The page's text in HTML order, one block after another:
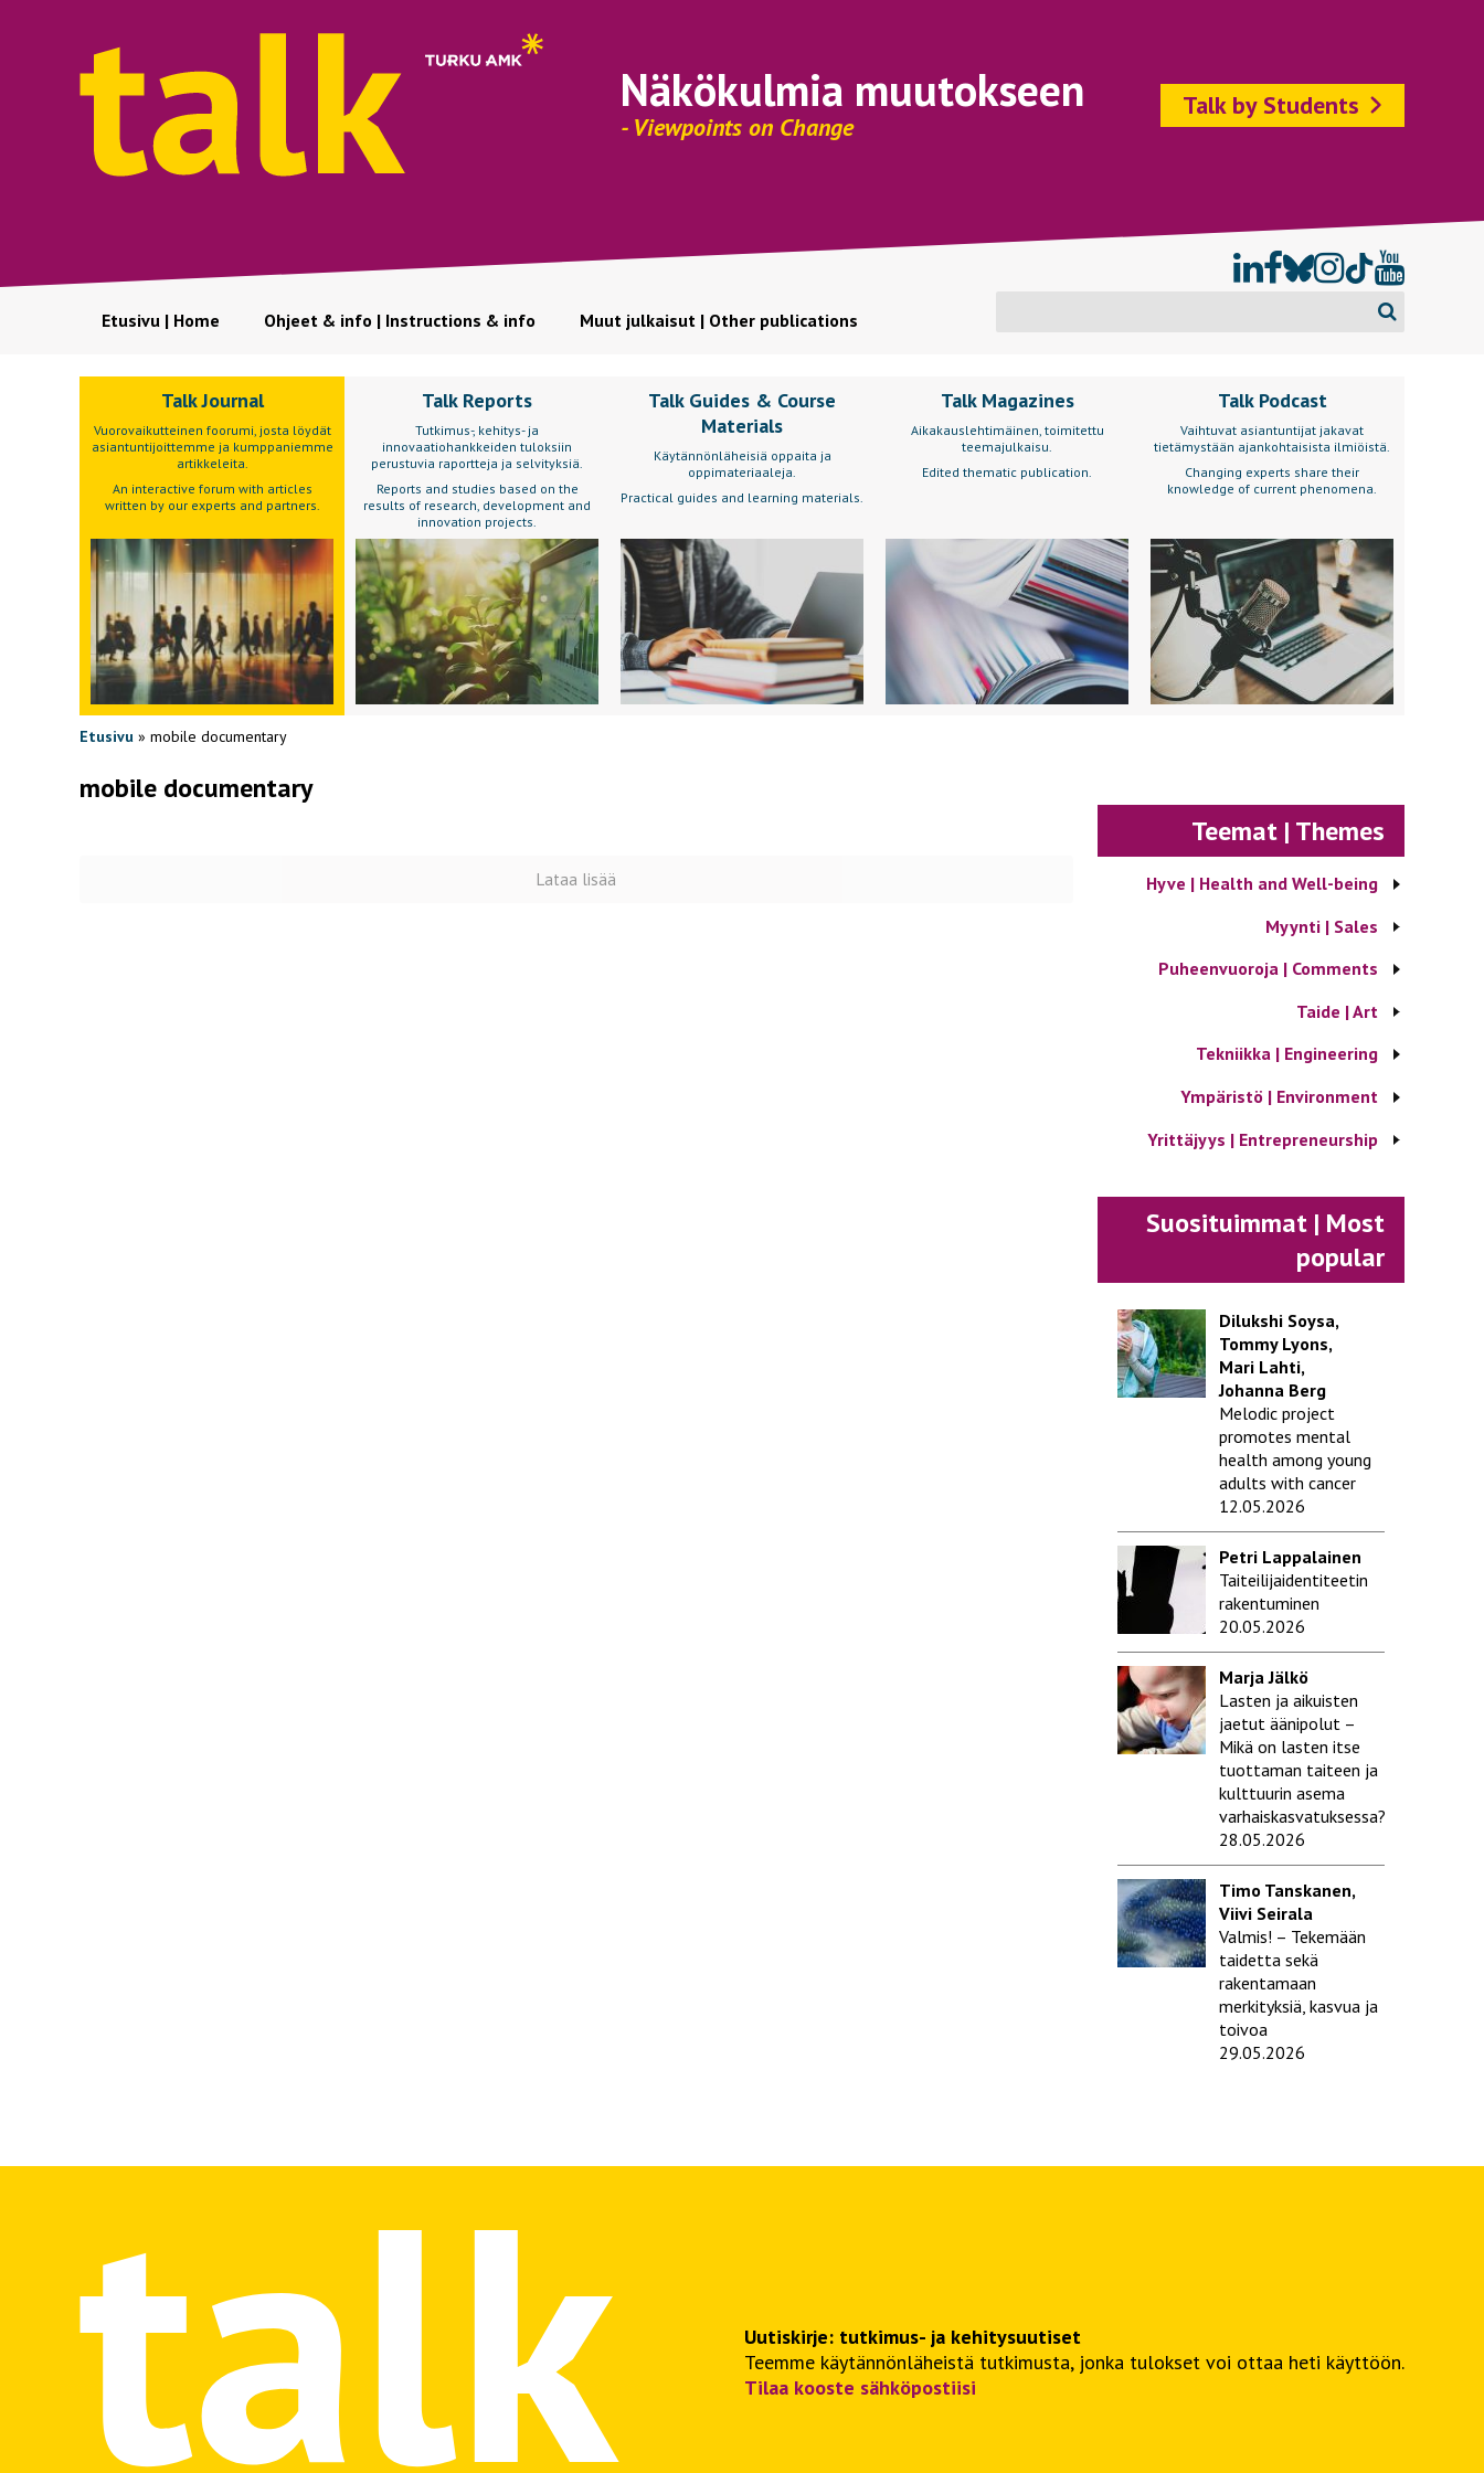
Näkökulmia muutokseen
- Viewpoints on Change
Talk by Students
Etusivu | Home Ohjeet & info | Instructions & info Muut julkaisut | Other publications
Talk Journal
Vuorovaikutteinen foorumi, josta löydät
asiantuntijoittemme ja kumppaniemme
artikkeleita.
An interactive forum with articles
written by our experts and partners.
Talk Reports
Tutkimus-, kehitys- ja
innovaatiohankkeiden tuloksiin
perustuvia raportteja ja selvityksiä.
Reports and studies based on the
results of research, development and
innovation projects.
Talk Guides & Course
Materials
Käytännönläheisiä oppaita ja
oppimateriaaleja.
Practical guides and learning materials.
Talk Magazines
Aikakauslehtimäinen, toimitettu
teemajulkaisu.
Edited thematic publication.
Talk Podcast
Vaihtuvat asiantuntijat jakavat
tietämystään ajankohtaisista ilmiöistä.
Changing experts share their
knowledge of current phenomena.
Etusivu » mobile documentary
mobile documentary
Lataa lisää
Teemat | Themes
Hyve | Health and Well-being
Myynti | Sales
Puheenvuoroja | Comments
Taide | Art
Tekniikka | Engineering
Ympäristö | Environment
Yrittäjyys | Entrepreneurship
Suosituimmat | Most
popular
Dilukshi Soysa,
Tommy Lyons,
Mari Lahti,
Johanna Berg
Melodic project
promotes mental
health among young
adults with cancer
12.05.2026
Petri Lappalainen
Taiteilijaidentiteetin
rakentuminen
20.05.2026
Marja Jälkö
Lasten ja aikuisten
jaetut äänipolut –
Mikä on lasten itse
tuottaman taiteen ja
kulttuurin asema
varhaiskasvatuksessa?
28.05.2026
Timo Tanskanen,
Viivi Seirala
Valmis! – Tekemään
taidetta sekä
rakentamaan
merkityksiä, kasvua ja
toivoa
29.05.2026
Uutiskirje: tutkimus- ja kehitysuutiset
Teemme käytännönläheistä tutkimusta, jonka tulokset voi ottaa heti käyttöön.
Tilaa kooste sähköpostiisi